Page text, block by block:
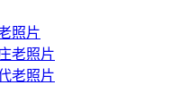
照片
老照片
老照片